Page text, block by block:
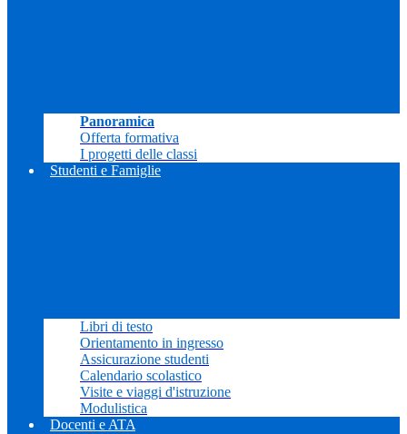
Panoramica
Offerta formativa
I progetti delle classi
Studenti e Famiglie
Libri di testo
Orientamento in ingresso
Assicurazione studenti
Calendario scolastico
Visite e viaggi d'istruzione
Modulistica
Docenti e ATA